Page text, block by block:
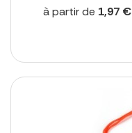
à partir de 1,97 €